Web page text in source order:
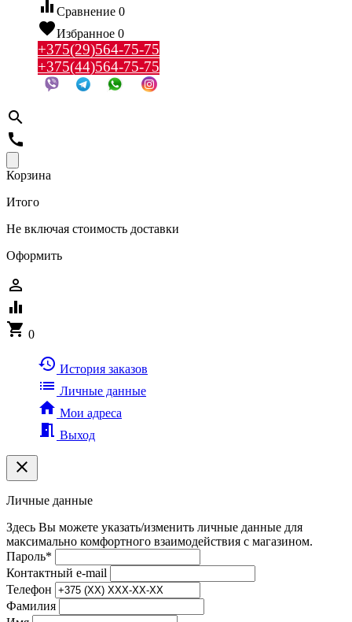
equalizer Сравнение 0
favoriteИзбранное 0
+375(29)564-75-75
+375(44)564-75-75
search
call
Корзина
Итого
Не включая стоимость доставки
Оформить
person_outline
equalizer
shopping_cart 0
history История заказов
list Личные данные
home Мои адреса
meeting_room Выход
clear
Личные данные
Здесь Вы можете указать/изменить личные данные для
максимально комфортного взаимодействия с магазином.
Пароль*
Контактный e-mail
Телефон
Фамилия